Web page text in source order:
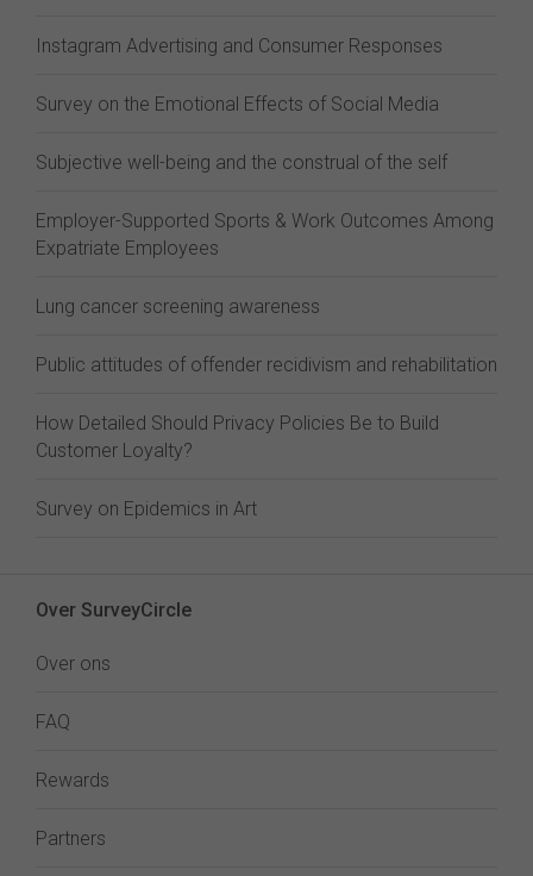
Instagram Advertising and Consumer Responses
Survey on the Emotional Effects of Social Media
Subjective well-being and the construal of the self
Employer-Supported Sports & Work Outcomes Among
Expatriate Employees
Lung cancer screening awareness
Public attitudes of offender recidivism and rehabilitation
How Detailed Should Privacy Policies Be to Build
Customer Loyalty?
Survey on Epidemics in Art
Over SurveyCircle
Over ons
FAQ
Rewards
Partners